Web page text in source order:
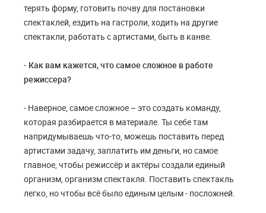
терять форму, готовить почву для постановки
спектаклей, ездить на гастроли, ходить на другие
спектакли, работать с артистами, быть в канве.
- Как вам кажется, что самое сложное в работе
режиссера?
- Наверное, самое сложное – это создать команду,
которая разбирается в материале. Ты себе там
напридумываешь что-то, можешь поставить перед
артистами задачу, заплатить им деньги, но самое
главное, чтобы режиссёр и актёры создали единый
организм, организм спектакля. Поставить спектакль
легко, но чтобы всё было единым целым - посложней.